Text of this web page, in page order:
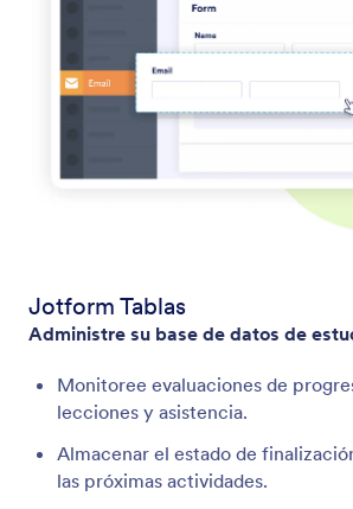
Jotform Tablas
Administre su base de datos de
Monitoree evaluaciones de
lecciones y asistencia.
Almacenar el estado de
las próximas actividades.